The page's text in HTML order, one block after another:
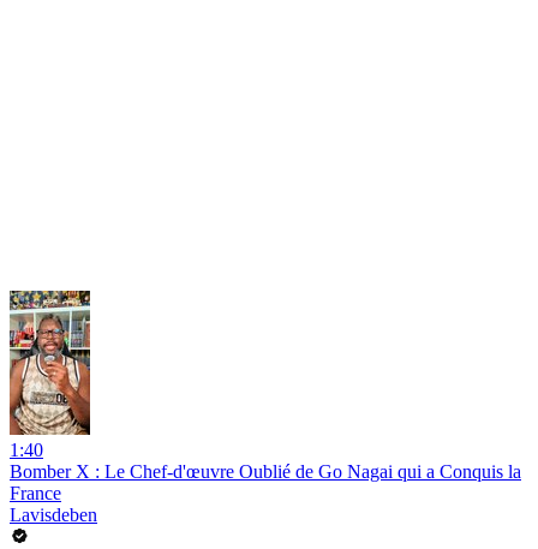
1:40
Bomber X : Le Chef-d'œuvre Oublié de Go Nagai qui a Conquis la
France
Lavisdeben